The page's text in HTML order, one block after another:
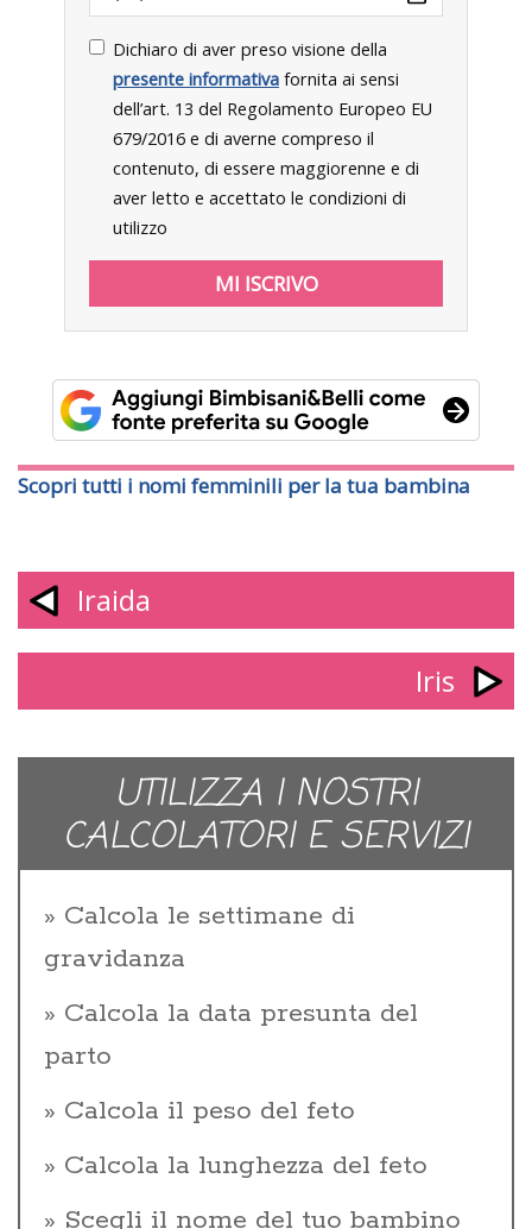
Dichiaro di aver preso visione della
presente informativa fornita ai sensi
dell’art. 13 del Regolamento Europeo EU
679/2016 e di averne compreso il
contenuto, di essere maggiorenne e di
aver letto e accettato le condizioni di
utilizzo
Scopri tutti i nomi femminili per la tua bambina
Iraida
Iris
UTILIZZA I NOSTRI
CALCOLATORI E SERVIZI
Calcola le settimane di
gravidanza
Calcola la data presunta del
parto
Calcola il peso del feto
Calcola la lunghezza del feto
Scegli il nome del tuo bambino